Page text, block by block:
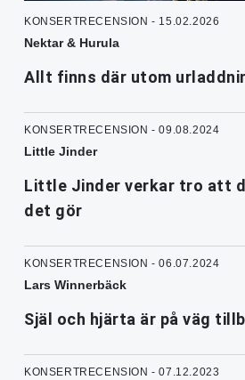
KONSERTRECENSION - 15.02.2026
Nektar & Hurula
Allt finns där utom
KONSERTRECENSION - 09.08.2024
Little Jinder
Little Jinder verkar tro att
det gör
KONSERTRECENSION - 06.07.2024
Lars Winnerbäck
Själ och hjärta är på väg
KONSERTRECENSION - 07.12.2023